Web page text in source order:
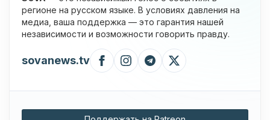
регионе на русском языке. В условиях давления на
медиа, ваша поддержка — это гарантия нашей
независимости и возможности говорить правду.
sovanews.tv